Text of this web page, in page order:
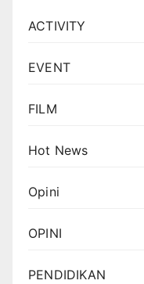
ACTIVITY
EVENT
FILM
Hot News
Opini
OPINI
PENDIDIKAN